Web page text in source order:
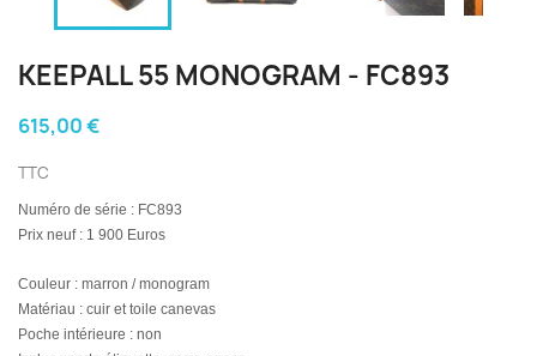
KEEPALL 55 MONOGRAM - FC893
615,00 €
TTC
Numéro de série : FC893
Prix neuf : 1 900 Euros
Couleur : marron / monogram
Matériau : cuir et toile canevas
Poche intérieure : non